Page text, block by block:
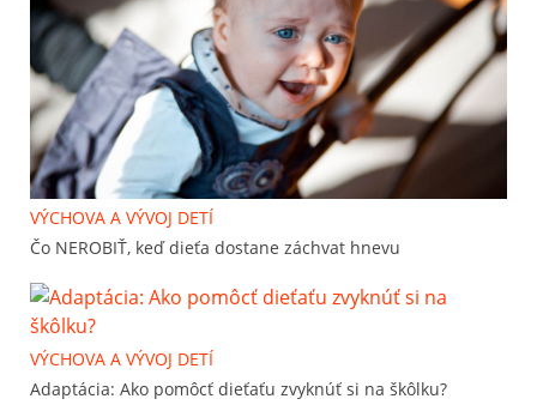
VÝCHOVA A VÝVOJ DETÍ
Čo NEROBIŤ, keď dieťa dostane záchvat hnevu
VÝCHOVA A VÝVOJ DETÍ
Adaptácia: Ako pomôcť dieťaťu zvyknúť si na škôlku?